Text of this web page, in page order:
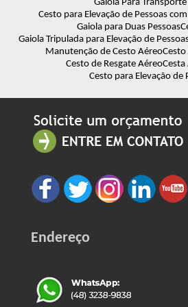
Gaiola Para
Cesto para Elevação de Pessoas
Gaiola para Duas Pessoas
Gaiola Tripulada para Elevação de
Manutenção de Cesto AéreoCesto
Cesto de Resgate AéreoCesta
Cesto para Elevação de
Endereço